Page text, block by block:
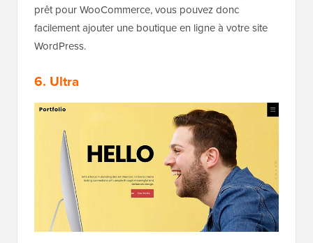
prêt pour WooCommerce, vous pouvez donc
facilement ajouter une boutique en ligne à votre site
WordPress.
6. Ultra